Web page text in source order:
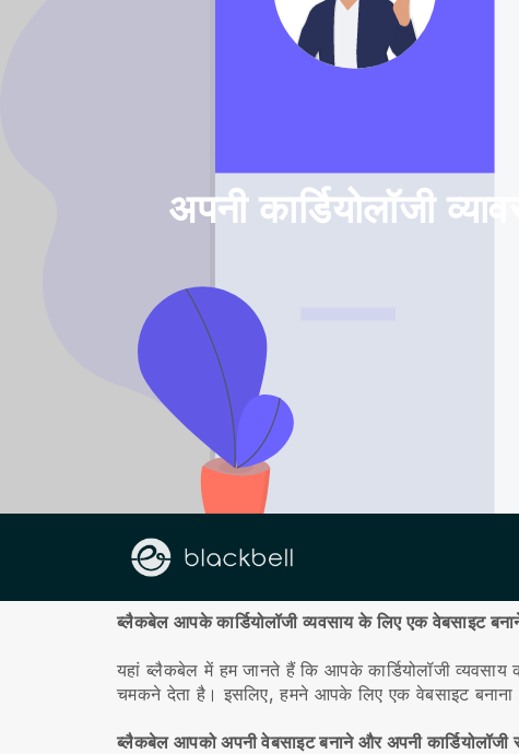
अपनी कार्डियोलॉजी
हमारे बारे में
ब्लैकबेल आपके कार्डियोलॉजी व्यवसाय के लिए एक वेबसाइट
यहां ब्लैकबेल में हम जानते हैं कि आपके कार्डियोलॉजी व्यवसाय
चमकने देता है। इसलिए, हमने आपके लिए एक वेबसाइट बनाना
ब्लैकबेल आपको अपनी वेबसाइट बनाने और अपनी